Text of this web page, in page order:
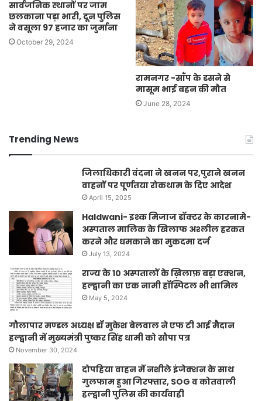
सार्वजनिक स्थानों पर जाम
छलकाना पड़ा भारी, दून पुलिस
ने वसूला 97 हजार का जुर्माना
October 29, 2024
रामनगर -साँप के डसने से
मासूम भाई बहन की मौत
June 28, 2024
Trending News
जिलाधिकारी वंदना ने खनन पर,पुराने खनन
वाहनों पर पूर्णतया रोकथाम के दिए आदेश
April 15, 2025
Haldwani- इश्क मिजाज डॉक्टर के कारनामे-
अस्पताल मालिक के खिलाफ अश्लील हरकत
करने और धमकाने का मुकदमा दर्ज
July 13, 2024
राज्य के 10 अस्पतालों के ख़िलाफ़ बड़ा एक्शन,
हल्द्वानी का एक नामी हॉस्पिटल भी शामिल
May 5, 2024
गौलापार मण्डल अध्यक्ष डॉ मुकेश बेलवाल ने एफ टी आई मैदान
हल्द्वानी में मुख्यमंत्री पुष्कर सिंह धामी को सौपा पत्र
November 30, 2024
दोपहिया वाहन में नशीले इंजेक्शन के साथ
गुलफाम हुआ गिरफ्तार, SOG व कोतवाली
हल्द्वानी पुलिस की कार्यवाही